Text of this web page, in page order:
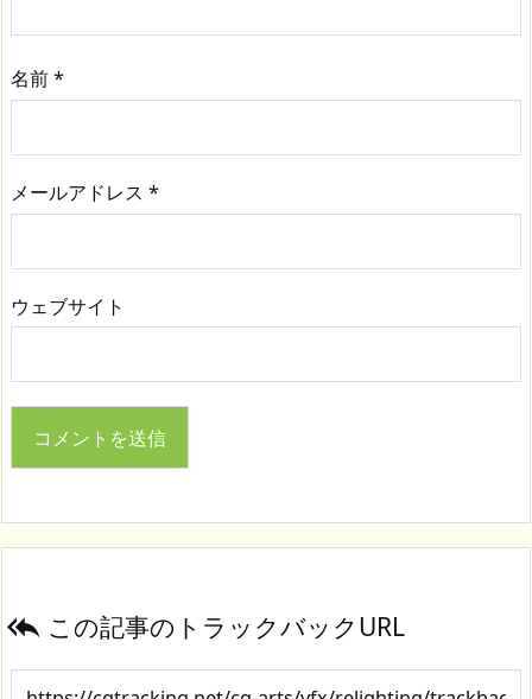
名前*
メールアドレス *
ウェブサイト
 この記事のトラックバックURL